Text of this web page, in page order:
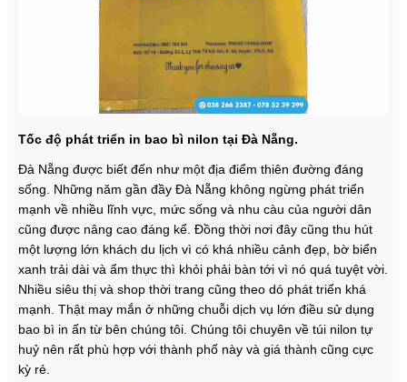
Tốc độ phát triển in bao bì nilon tại Đà Nẵng.
Đà Nẵng được biết đến như một địa điểm thiên đường đáng
sống. Những năm gần đầy Đà Nẵng không ngừng phát triển
mạnh về nhiều lĩnh vực, mức sống và nhu càu của người dân
cũng được nâng cao đáng kể. Đồng thời nơi đây cũng thu hút
một lượng lớn khách du lịch vì có khá nhiều cảnh đẹp, bờ biển
xanh trải dài và ẩm thực thì khỏi phải bàn tới vì nó quá tuyệt vời.
Nhiều siêu thị và shop thời trang cũng theo dó phát triển khá
mạnh. Thật may mắn ở những chuỗi dịch vụ lớn điều sử dụng
bao bì in ấn từ bên chúng tôi. Chúng tôi chuyên về túi nilon tự
huỷ nên rất phù hợp với thành phố này và giá thành cũng cực
kỳ rẻ.